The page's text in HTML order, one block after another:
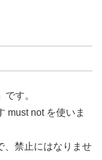
す。
must not を使いま
、禁止にはなりませ